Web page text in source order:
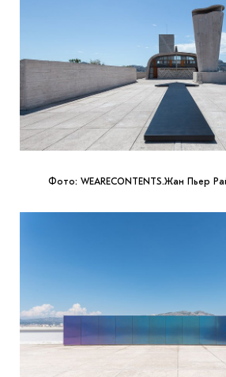
Фото: WEARECONTENTS.Жан Пьер